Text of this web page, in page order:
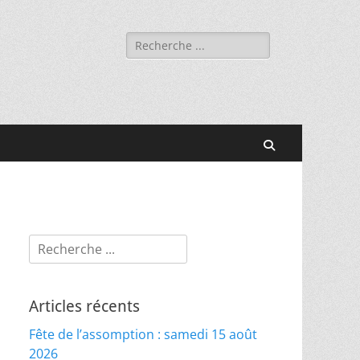
Rechercher :
Rechercher :
Articles récents
Fête de l’assomption : samedi 15 août
2026